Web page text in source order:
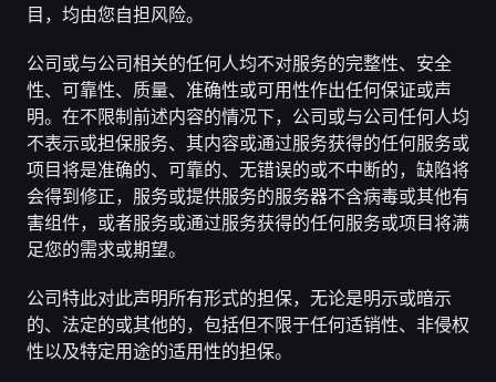
目，均由您自担风险。
公司或与公司相关的任何人均不对服务的完整性、安全
性、可靠性、质量、准确性或可用性作出任何保证或声
明。在不限制前述内容的情况下，公司或与公司任何人均
不表示或担保服务、其内容或通过服务获得的任何服务或
项目将是准确的、可靠的、无错误的或不中断的，缺陷将
会得到修正，服务或提供服务的服务器不含病毒或其他有
害组件，或者服务或通过服务获得的任何服务或项目将满
足您的需求或期望。
公司特此对此声明所有形式的担保，无论是明示或暗示
的、法定的或其他的，包括但不限于任何适销性、非侵权
性以及特定用途的适用性的担保。